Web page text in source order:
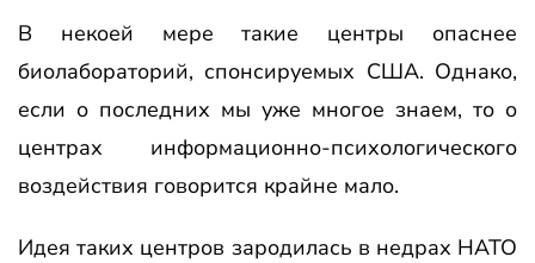
В некоей мере такие центры опаснее
биолабораторий, спонсируемых США. Однако,
если о последних мы уже многое знаем, то о
центрах информационно-психологического
воздействия говорится крайне мало.
Идея таких центров зародилась в недрах НАТО